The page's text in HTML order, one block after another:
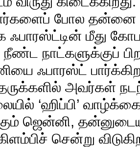
போல தன்னை
ஃபாரஸ்ட்டின் மீது
நாட்களுக்குப்
ஃபாரஸ்ட்
அவர்கள்
‘ஹிப்பி’
ஜென்னி,
சென்று